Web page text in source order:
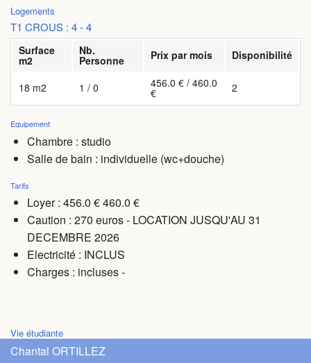
Logements
T1 CROUS : 4 - 4
Surface
m2
Nb.
Personne Prix par mois Disponibilité
18 m2 1 / 0 456.0 € / 460.0
€ 2
Equipement
Chambre : studio
Salle de bain : individuelle (wc+douche)
Tarifs
Loyer : 456.0 € 460.0 €
Caution : 270 euros - LOCATION JUSQU'AU 31
DECEMBRE 2026
Electricité : INCLUS
Charges : incluses -
Vie étudiante
Chantal ORTILLEZ